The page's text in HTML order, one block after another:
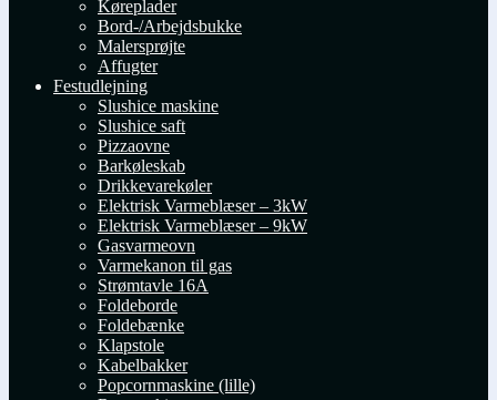
Køreplader
Bord-/Arbejdsbukke
Malersprøjte
Affugter
Festudlejning
Slushice maskine
Slushice saft
Pizzaovne
Barkøleskab
Drikkevarekøler
Elektrisk Varmeblæser – 3kW
Elektrisk Varmeblæser – 9kW
Gasvarmeovn
Varmekanon til gas
Strømtavle 16A
Foldeborde
Foldebænke
Klapstole
Kabelbakker
Popcornmaskine (lille)